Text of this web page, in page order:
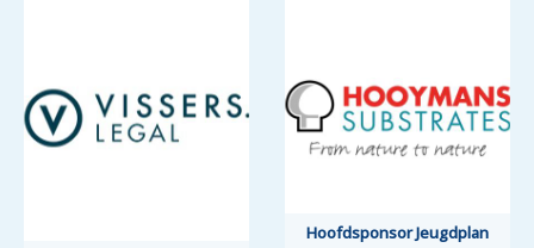
Hoofdsponsor Jeugdplan
Hoofdsponsor Jeugdplan